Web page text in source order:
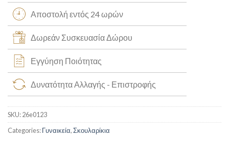
Αποστολή εντός 24 ωρών
Δωρεάν Συσκευασία Δώρου
Εγγύηση Ποιότητας
Δυνατότητα Αλλαγής - Επιστροφής
SKU:26e0123
Categories:Γυναικεία,Σκουλαρίκια